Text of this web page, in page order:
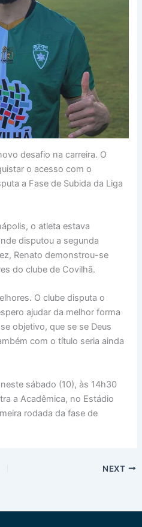
desafio na carreira. O
o acesso com o
a Fase de Subida da Liga
o atleta estava
disputou a segunda
Renato demonstrou-se
do clube de Covilhã.
O clube disputa o
ajudar da melhor forma
objetivo, que se se Deus
com o título seria ainda
sábado (10), às 14h30
a Acadêmica, no Estádio
rodada da fase de
NEXT